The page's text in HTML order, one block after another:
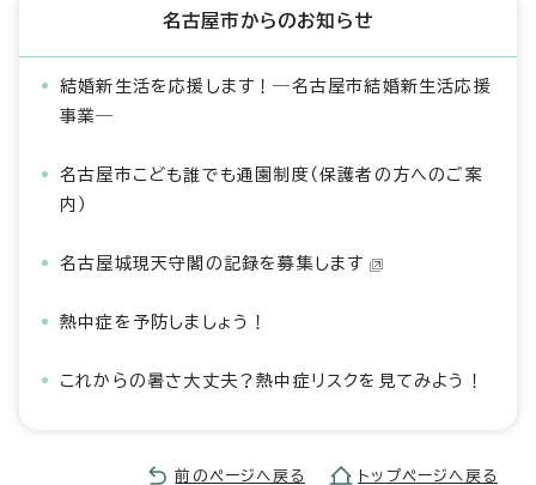
名古屋市からのお知らせ
結婚新生活を応援します！―名古屋市結婚新生活応援
事業―
名古屋市こども誰でも通園制度（保護者の方へのご案
内）
名古屋城現天守閣の記録を募集します
熱中症を予防しましょう！
これからの暑さ大丈夫？熱中症リスクを見てみよう！
前のページへ戻る トップページへ戻る